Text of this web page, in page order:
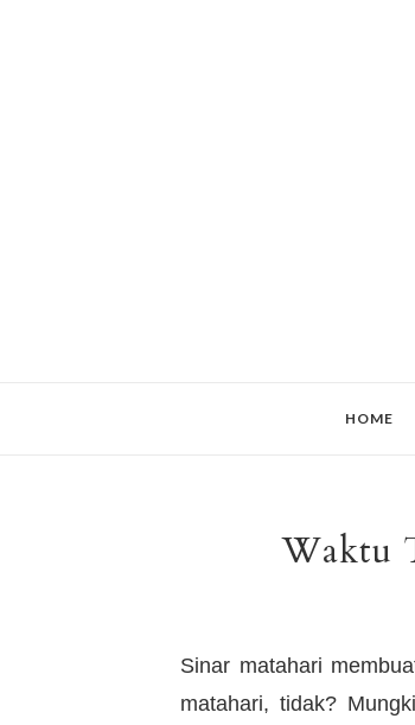
HOME
Waktu
Sinar matahari
matahari, tidak?